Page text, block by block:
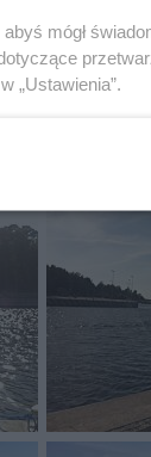
mógł
„Ustawienia”.